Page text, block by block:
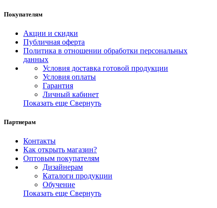
Покупателям
Акции и скидки
Публичная оферта
Политика в отношении обработки персональных
данных
Условия доставка готовой продукции
Условия оплаты
Гарантия
Личный кабинет
Показать еще Свернуть
Партнерам
Контакты
Как открыть магазин?
Оптовым покупателям
Дизайнерам
Каталоги продукции
Обучение
Показать еще Свернуть